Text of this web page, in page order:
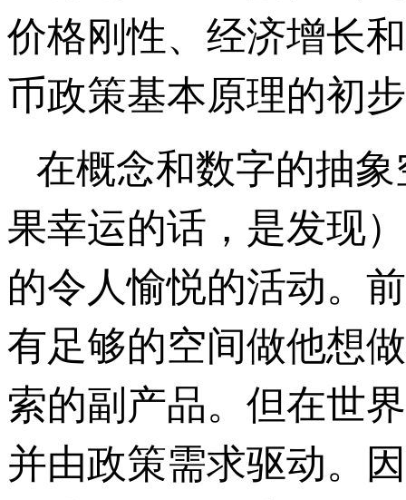
价格刚性、经济增长
币政策基本原理的初
在概念和数字的抽
果幸运的话，是发现
的令人愉悦的活动。
有足够的空间做他想
索的副产品。但在世
并由政策需求驱动。